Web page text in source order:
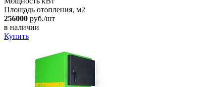
Площадь отопления, м2
256000 руб./шт
в наличии
Купить